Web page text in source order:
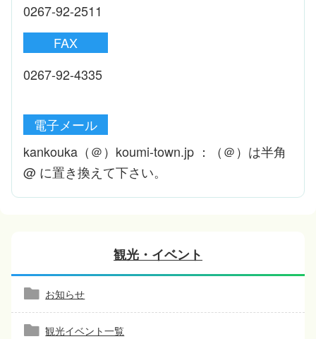
0267-92-2511
FAX
0267-92-4335
電子メール
kankouka（＠）koumi-town.jp ：（＠）は半角
@ に置き換えて下さい。
観光・イベント
お知らせ
観光イベント一覧